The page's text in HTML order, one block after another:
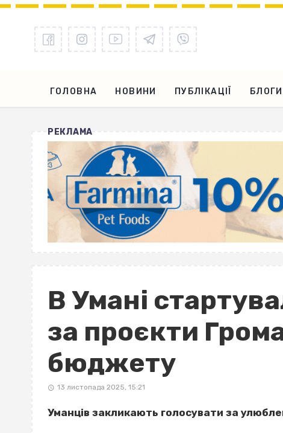
ГОЛОВНА НОВИНИ ПУБЛІКАЦІЇ БЛОГИ
РЕКЛАМА
В Умані
за проєкти
бюджету
13 листопада 2025, 15:21
Уманців закликають голосувати за